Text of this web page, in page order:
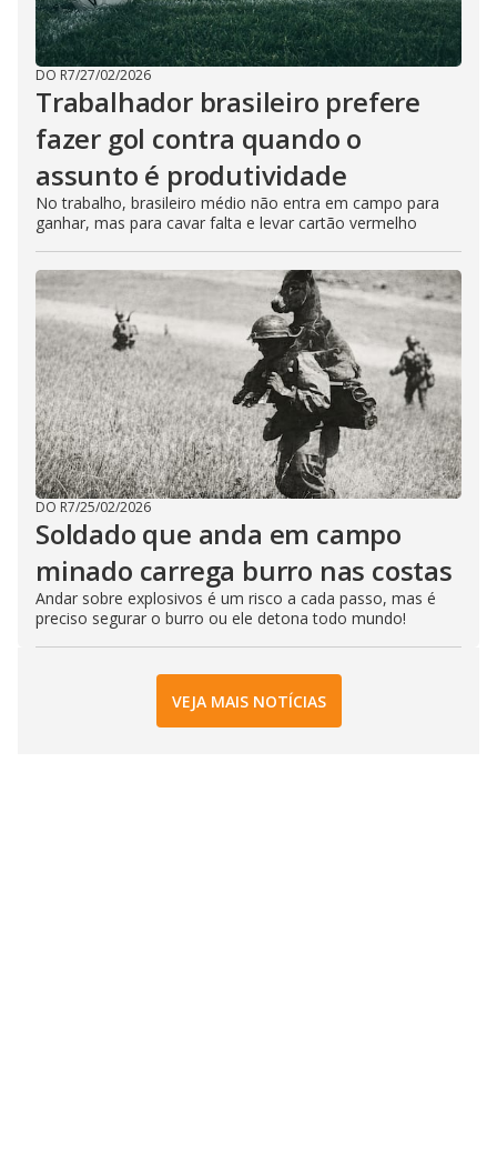
DO R7/27/02/2026
Trabalhador brasileiro prefere
fazer gol contra quando o
assunto é produtividade
No trabalho, brasileiro médio não entra em campo para
ganhar, mas para cavar falta e levar cartão vermelho
DO R7/25/02/2026
Soldado que anda em campo
minado carrega burro nas costas
Andar sobre explosivos é um risco a cada passo, mas é
preciso segurar o burro ou ele detona todo mundo!
VEJA MAIS NOTÍCIAS